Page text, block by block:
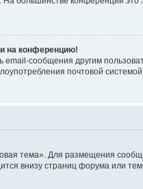
на конференцию!
email-сообщения другим
почтовой
тема». Для размещения
внизу страниц форума или